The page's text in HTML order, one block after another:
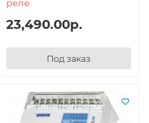
реле
23,490.00р.
Под заказ